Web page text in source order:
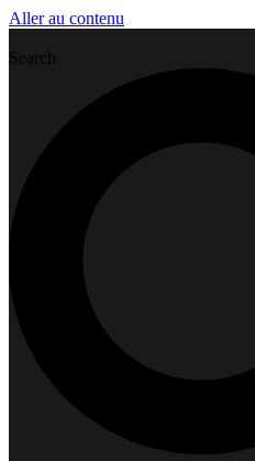
Aller au contenu
Search